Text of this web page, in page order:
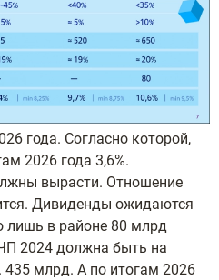
года. Согласно которой,
2026 года 3,6%.
вырасти. Отношение
Дивиденды ожидаются
лишь в районе 80 млрд
2024 должна быть на
435 млрд. А по итогам 2026